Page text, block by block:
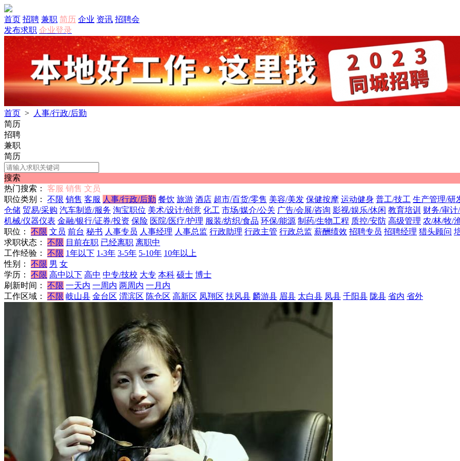
首页 招聘 兼职 简历 企业 资讯 招聘会
发布求职 企业登录
首页 >
人事/行政/后勤
简历
招聘
兼职
简历
搜索
热门搜索：
客服 销售 文员
职位类别：
不限 销售 客服 人事/行政/后勤 餐饮 旅游 酒店 超市/百货/零售 美容/美发 保健按摩 运动健身 普工/技工 生产管理/研
仓储 贸易/采购 汽车制造/服务 淘宝职位 美术/设计/创意 化工 市场/媒介/公关 广告/会展/咨询 影视/娱乐/休闲 教育培训 财务/审计
机械/仪器仪表 金融/银行/证券/投资 保险 医院/医疗/护理 服装/纺织/食品 环保/能源 制药/生物工程 质控/安防 高级管理 农/林/牧/
职位：
不限 文员 前台 秘书 人事专员 人事经理 人事总监 行政助理 行政主管 行政总监 薪酬绩效 招聘专员 招聘经理 猎头顾问
求职状态：
不限 目前在职 已经离职 离职中
工作经验：
不限 1年以下 1-3年 3-5年 5-10年 10年以上
性别：
不限 男 女
学历：
不限 高中以下 高中 中专/技校 大专 本科 硕士 博士
刷新时间：
不限 一天内 一周内 两周内 一月内
工作区域：
不限 岐山县 金台区 渭滨区 陈仓区 高新区 凤翔区 扶风县 麟游县 眉县 太白县 凤县 千阳县 陇县 省内 省外